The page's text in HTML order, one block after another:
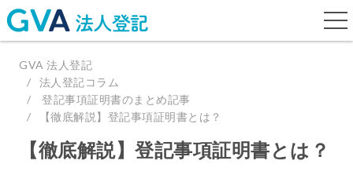
GVA 法人登記
法人登記コラム
登記事項証明書のまとめ記事
【徹底解説】登記事項証明書とは？
【徹底解説】登記事項証明書とは？